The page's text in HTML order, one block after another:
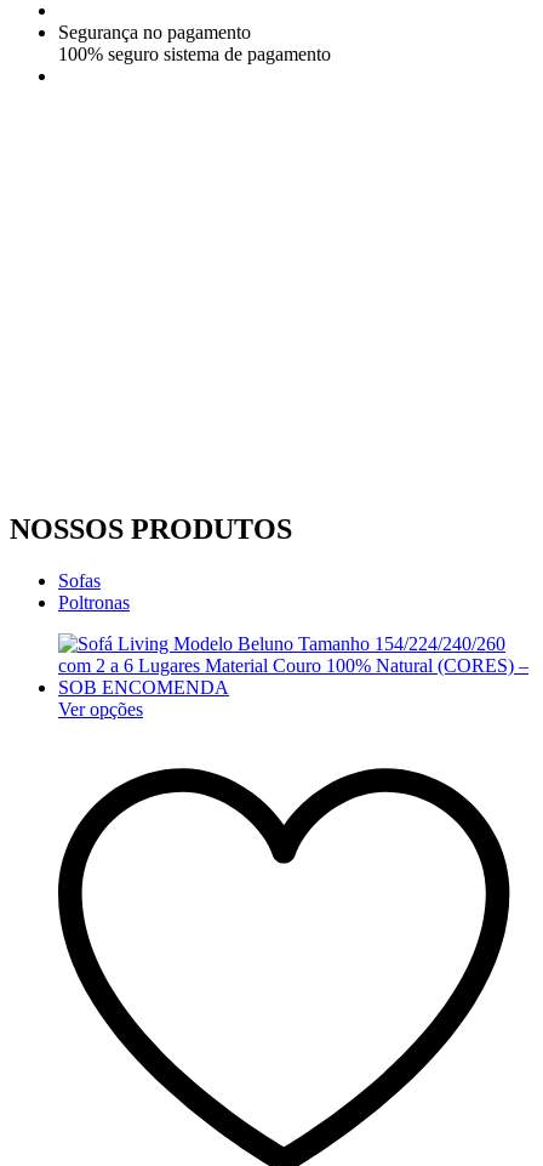
Segurança no pagamento
100% seguro sistema de pagamento
NOSSOS PRODUTOS
Sofas
Poltronas
Ver opções